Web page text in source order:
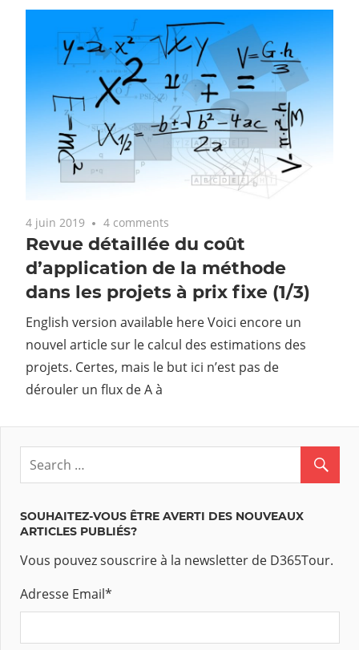
4 juin 2019 4 comments
Revue détaillée du coût
d’application de la méthode
dans les projets à prix fixe (1/3)
English version available here Voici encore un
nouvel article sur le calcul des estimations des
projets. Certes, mais le but ici n’est pas de
dérouler un flux de A à
SOUHAITEZ-VOUS ÊTRE AVERTI DES NOUVEAUX
ARTICLES PUBLIÉS?
Vous pouvez souscrire à la newsletter de D365Tour.
Adresse Email*